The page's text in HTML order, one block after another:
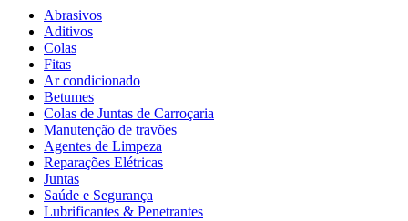
Abrasivos
Aditivos
Colas
Fitas
Ar condicionado
Betumes
Colas de Juntas de Carroçaria
Manutenção de travões
Agentes de Limpeza
Reparações Elétricas
Juntas
Saúde e Segurança
Lubrificantes & Penetrantes